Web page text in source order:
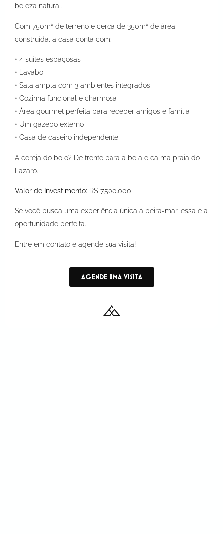
beleza natural.
Com 750m² de terreno e cerca de 350m² de área
construída, a casa conta com:
• 4 suítes espaçosas
• Lavabo
• Sala ampla com 3 ambientes integrados
• Cozinha funcional e charmosa
• Área gourmet perfeita para receber amigos e família
• Um gazebo externo
• Casa de caseiro independente
A cereja do bolo? De frente para a bela e calma praia do
Lazaro.
Valor de Investimento: R$ 7.500.000
Se você busca uma experiência única à beira-mar, essa é a
oportunidade perfeita.
Entre em contato e agende sua visita!
AGENDE UMA VISITA